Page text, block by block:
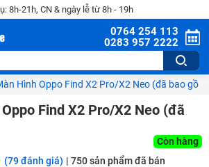
8h-21h, CN & ngày lễ từ 8h - 19h
0764 254 113
0283 957 2222
Hình Oppo Find X2 Pro/X2 Neo (đã bao
Find X2 Pro/X2 Neo (đã
Còn hàng
(79 đánh giá) | 750sản phẩm đã bán